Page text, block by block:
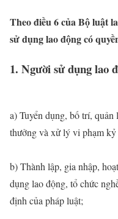
Theo điều 6 của Bộ luật
sử dụng lao động có
1. Người sử dụng lao
a) Tuyển dụng, bố trí,
thưởng và xử lý vi phạm
b) Thành lập, gia nhập,
dụng lao động, tổ chức
định của pháp luật;